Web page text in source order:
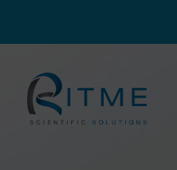
content